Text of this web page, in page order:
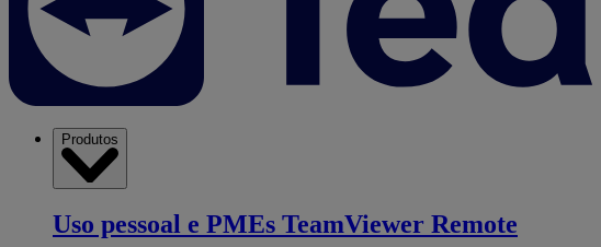
Produtos
Uso pessoal e PMEs TeamViewer Remote